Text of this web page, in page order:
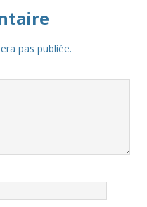
pas publiée.